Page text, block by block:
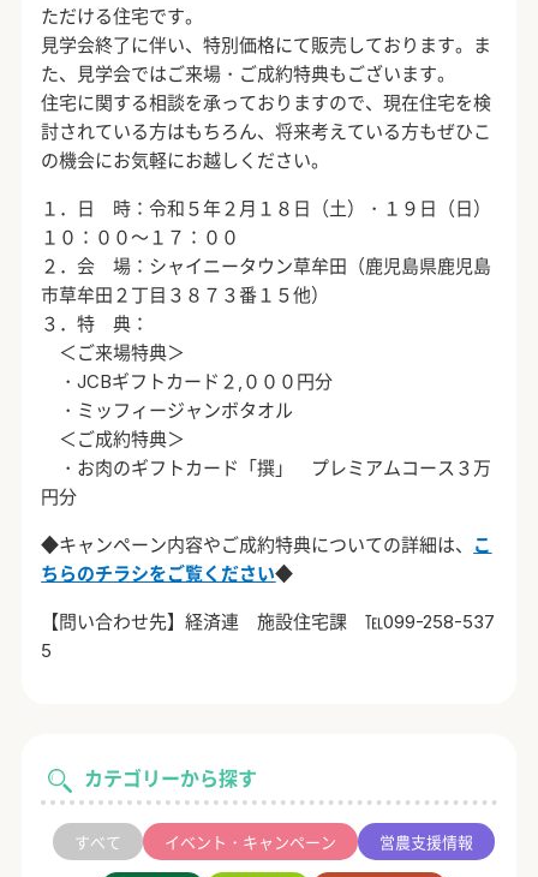
カテゴリーから探す
すべて イベント・キャンペーン 営農支援情報
ただける住宅です。
見学会終了に伴い、特別価格にて販売しております。ま
た、見学会ではご来場・ご成約特典もございます。
住宅に関する相談を承っておりますので、現在住宅を検
討されている方はもちろん、将来考えている方もぜひこ
の機会にお気軽にお越しください。
１．日 時：令和５年２月１８日（土）・１９日（日）
１０：００～１７：００
２．会 場：シャイニータウン草牟田（鹿児島県鹿児島
市草牟田２丁目３８７３番１５他）
３．特 典：
＜ご来場特典＞
・JCBギフトカード２,０００円分
・ミッフィージャンボタオル
＜ご成約特典＞
・お肉のギフトカード「撰」 プレミアムコース３万
円分
◆キャンペーン内容やご成約特典についての詳細は、 こ
ちらのチラシをご覧ください◆
【問い合わせ先】経済連 施設住宅課 ℡099-258-537
5